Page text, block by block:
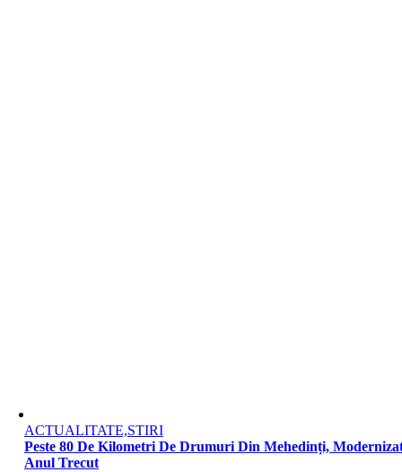
ACTUALITATE,STIRI
Peste 80 De Kilometri De Drumuri Din Mehedinți,
Anul Trecut